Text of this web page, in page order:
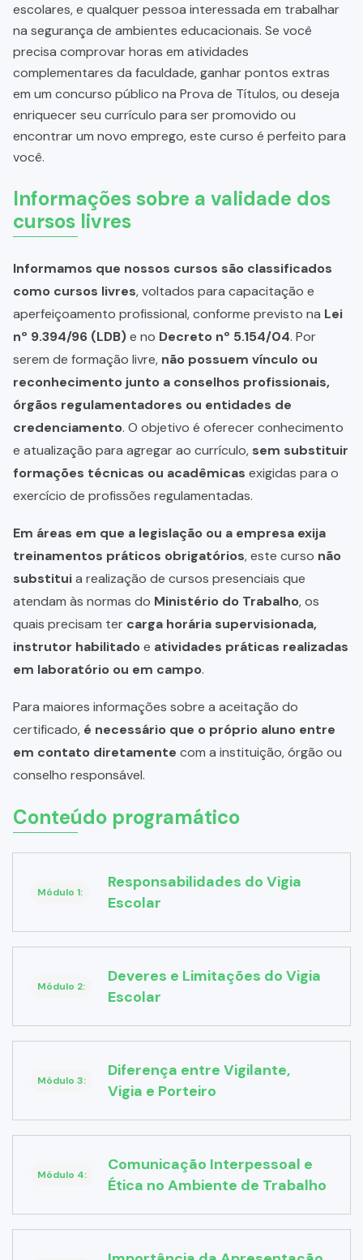
escolares, e qualquer pessoa interessada em trabalhar
na segurança de ambientes educacionais. Se você
precisa comprovar horas em atividades
complementares da faculdade, ganhar pontos extras
em um concurso público na Prova de Títulos, ou deseja
enriquecer seu currículo para ser promovido ou
encontrar um novo emprego, este curso é perfeito para
você.
Informações sobre a validade dos
cursos livres
Informamos que nossos cursos são classificados
como cursos livres, voltados para capacitação e
aperfeiçoamento profissional, conforme previsto na Lei
nº 9.394/96 (LDB)e no Decreto nº 5.154/04. Por
serem de formação livre, não possuem vínculo ou
reconhecimento junto a conselhos profissionais,
órgãos regulamentadores ou entidades de
credenciamento. O objetivo é oferecer conhecimento
e atualização para agregar ao currículo, sem substituir
formações técnicas ou acadêmicas exigidas para o
exercício de profissões regulamentadas.
Em áreas em que a legislação ou a empresa exija
treinamentos práticos obrigatórios, este curso não
substituia realização de cursos presenciais que
atendam às normas do Ministério do Trabalho, os
quais precisam ter carga horária supervisionada,
instrutor habilitadoe atividades práticas realizadas
em laboratório ou em campo.
Para maiores informações sobre a aceitação do
certificado, é necessário que o próprio aluno entre
em contato diretamente com a instituição, órgão ou
conselho responsável.
Conteúdo programático
Módulo 1:
Responsabilidades do Vigia
Escolar
Módulo 2:
Deveres e Limitações do Vigia
Escolar
Módulo 3:
Diferença entre Vigilante,
Vigia e Porteiro
Módulo 4:
Comunicação Interpessoal e
Ética no Ambiente de Trabalho